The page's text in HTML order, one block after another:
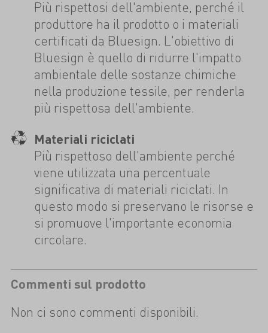
Più rispettosi dell'ambiente, perché il
produttore ha il prodotto o i materiali
certificati da Bluesign. L'obiettivo di
Bluesign è quello di ridurre l'impatto
ambientale delle sostanze chimiche
nella produzione tessile, per renderla
più rispettosa dell'ambiente.
Materiali riciclati
Più rispettoso dell'ambiente perché
viene utilizzata una percentuale
significativa di materiali riciclati. In
questo modo si preservano le risorse e
si promuove l'importante economia
circolare.
Commenti sul prodotto
Non ci sono commenti disponibili.